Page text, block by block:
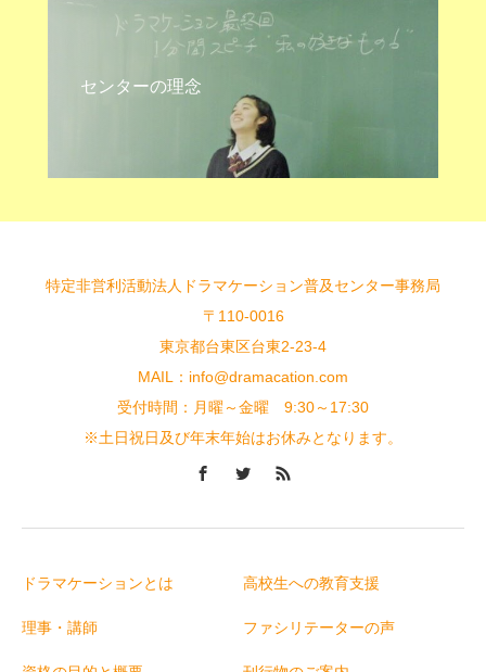
センターの理念
特定非営利活動法人ドラマケーション普及センター事務局
〒110-0016
東京都台東区台東2-23-4
MAIL：info@dramacation.com
受付時間：月曜～金曜 9:30～17:30
※土日祝日及び年末年始はお休みとなります。
ドラマケーションとは
理事・講師
高校生への教育支援
ファシリテーターの声